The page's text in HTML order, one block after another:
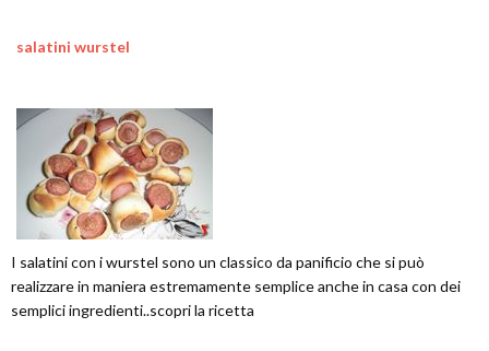
salatini wurstel
I salatini con i wurstel sono un classico da panificio che si può
realizzare in maniera estremamente semplice anche in casa con dei
semplici ingredienti..scopri la ricetta